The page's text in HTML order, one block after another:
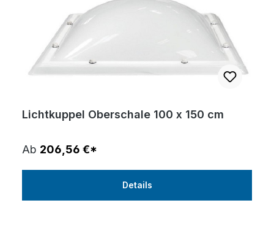
Lichtkuppel Oberschale 100 x 150 cm
Ab 206,56 €*
Details